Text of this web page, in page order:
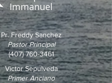
Immanuel
Pr. Freddy Sanchez
Pastor Principal
(407) 760-3461
Victor Sepulveda
Primer Anciano